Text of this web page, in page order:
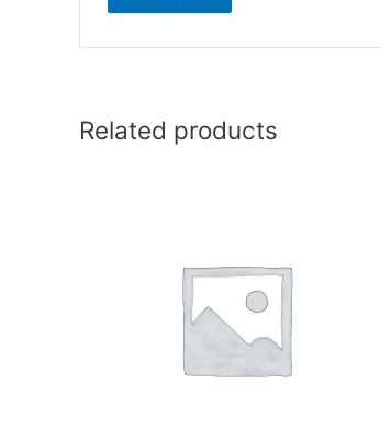
Related products